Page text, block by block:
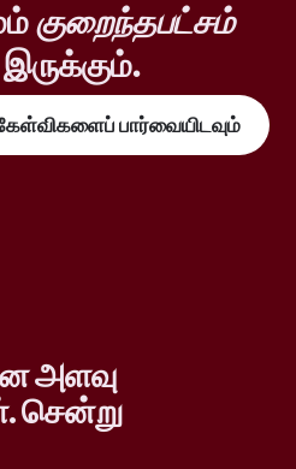
குறைந்தபட்சம்
பார்வையிடவும்
அளவு
சென்று